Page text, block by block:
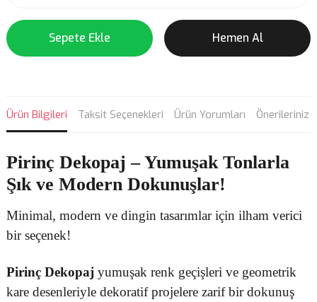
Sepete Ekle Hemen Al
Ürün Bilgileri Taksit Seçenekleri Ürün Yorumları Önerileriniz
Pirinç Dekopaj– Yumuşak Tonlarla
Şık ve Modern Dokunuşlar!
Minimal, modern ve dingin tasarımlar için ilham verici
bir seçenek!
Pirinç Dekopaj yumuşak renk geçişleri ve geometrik
kare desenleriyle dekoratif projelere zarif bir dokunuş